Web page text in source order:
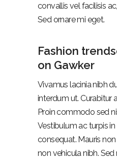
convallis vel facilisis
Sed ornare mi eget.
Fashion
on Gawker
Vivamus lacinia nibh
interdum ut. Curabitur
Proin commodo sed
Vestibulum ac turpis
consequat. Mauris
non vehicula nibh.